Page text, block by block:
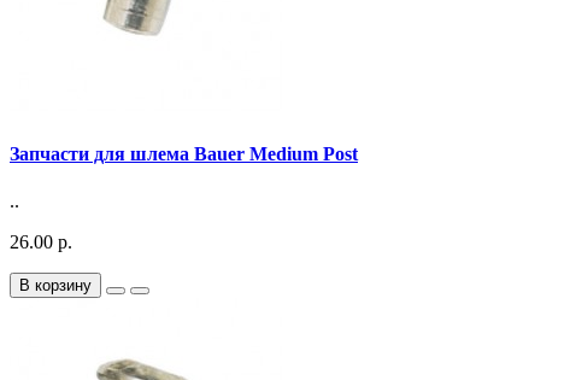
Запчасти для шлема Bauer Medium Post
..
26.00 р.
В корзину